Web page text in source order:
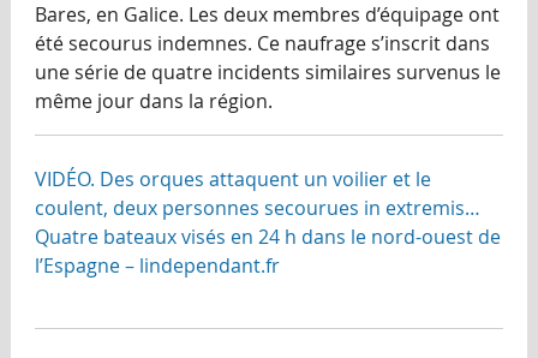
Bares, en Galice. Les deux membres d’équipage ont
été secourus indemnes. Ce naufrage s’inscrit dans
une série de quatre incidents similaires survenus le
même jour dans la région.
VIDÉO. Des orques attaquent un voilier et le
coulent, deux personnes secourues in extremis…
Quatre bateaux visés en 24 h dans le nord-ouest de
l’Espagne – lindependant.fr